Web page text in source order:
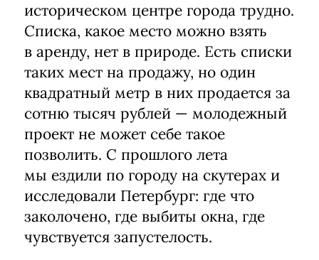
историческом центре города трудно.
Списка, какое место можно взять
в аренду, нет в природе. Есть списки
таких мест на продажу, но один
квадратный метр в них продается за
сотню тысяч рублей — молодежный
проект не может себе такое
позволить. С прошлого лета
мы ездили по городу на скутерах и
исследовали Петербург: где что
заколочено, где выбиты окна, где
чувствуется запустелость.